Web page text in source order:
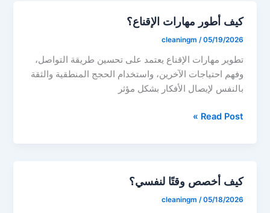
كيف أطور مهارات الإقناع؟
cleaningm /05/19/2026
تطوير مهارات الإقناع يعتمد على تحسين طريقة التواصل،
وفهم احتياجات الآخرين، واستخدام الحجج المنطقية والثقة
بالنفس لإيصال الأفكار بشكل مؤثر
كيف
Read Post »
كيف أخصص وقتًا لنفسي؟
cleaningm /05/18/2026